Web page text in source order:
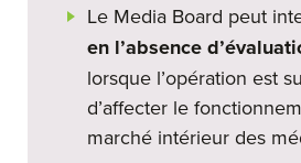
Le Media Board peut
en l’absence
lorsque l’opération est
d’affecter le
marché intérieur des